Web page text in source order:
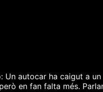
Un autocar ha caigut a
en fan falta més.